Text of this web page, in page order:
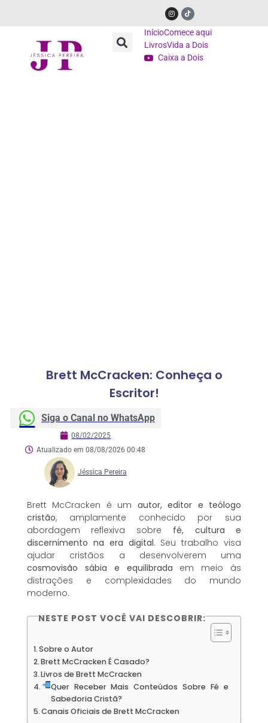
InícioComece aqui
LivrosVida a Dois
Caixa a Dois
Brett McCracken: Conheça o
Escritor!
Siga o Canal no WhatsApp
08/02/2025
Atualizado em 08/08/2026 00:48
Jéssica Pereira
Brett McCracken é um autor, editor e teólogo
cristão, amplamente conhecido por sua
abordagem reflexiva sobre fé, cultura e
discernimento na era digital. Seu trabalho visa
ajudar cristãos a desenvolverem uma
cosmovisão sábia e equilibrada em meio às
distrações e complexidades do mundo
moderno.
NESTE POST VOCÊ VAI DESCOBRIR:
Sobre o Autor
Brett McCracken É Casado?
Livros de Brett McCracken
Quer Receber Mais Conteúdos Sobre Fé e
Sabedoria Cristã?
Canais Oficiais de Brett McCracken